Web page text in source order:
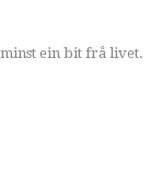
ein bit frå livet.